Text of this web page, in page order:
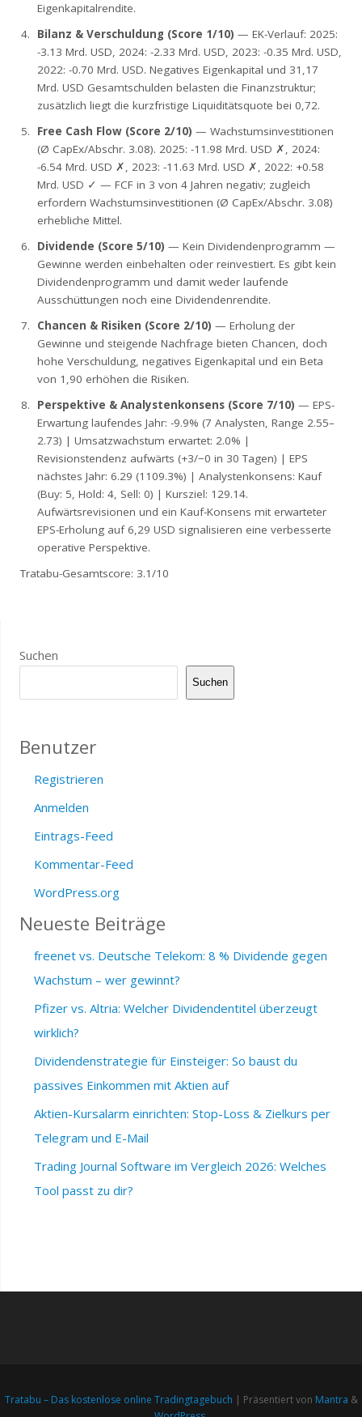
Eigenkapitalrendite.
Bilanz & Verschuldung (Score 1/10) — EK-Verlauf: 2025:
-3.13 Mrd. USD, 2024: -2.33 Mrd. USD, 2023: -0.35 Mrd. USD,
2022: -0.70 Mrd. USD. Negatives Eigenkapital und 31,17
Mrd. USD Gesamtschulden belasten die Finanzstruktur;
zusätzlich liegt die kurzfristige Liquiditätsquote bei 0,72.
Free Cash Flow (Score 2/10) — Wachstumsinvestitionen
(Ø CapEx/Abschr. 3.08). 2025: -11.98 Mrd. USD ✗, 2024:
-6.54 Mrd. USD ✗, 2023: -11.63 Mrd. USD ✗, 2022: +0.58
Mrd. USD ✓ — FCF in 3 von 4 Jahren negativ; zugleich
erfordern Wachstumsinvestitionen (Ø CapEx/Abschr. 3.08)
erhebliche Mittel.
Dividende (Score 5/10) — Kein Dividendenprogramm —
Gewinne werden einbehalten oder reinvestiert. Es gibt kein
Dividendenprogramm und damit weder laufende
Ausschüttungen noch eine Dividendenrendite.
Chancen & Risiken (Score 2/10) — Erholung der
Gewinne und steigende Nachfrage bieten Chancen, doch
hohe Verschuldung, negatives Eigenkapital und ein Beta
von 1,90 erhöhen die Risiken.
Perspektive & Analystenkonsens (Score 7/10) — EPS-
Erwartung laufendes Jahr: -9.9% (7 Analysten, Range 2.55–
2.73) | Umsatzwachstum erwartet: 2.0% |
Revisionstendenz aufwärts (+3/−0 in 30 Tagen) | EPS
nächstes Jahr: 6.29 (1109.3%) | Analystenkonsens: Kauf
(Buy: 5, Hold: 4, Sell: 0) | Kursziel: 129.14.
Aufwärtsrevisionen und ein Kauf-Konsens mit erwarteter
EPS-Erholung auf 6,29 USD signalisieren eine verbesserte
operative Perspektive.
Tratabu-Gesamtscore: 3.1/10
Suchen
Suchen
Benutzer
Registrieren
Anmelden
Eintrags-Feed
Kommentar-Feed
WordPress.org
Neueste Beiträge
freenet vs. Deutsche Telekom: 8 % Dividende gegen
Wachstum – wer gewinnt?
Pfizer vs. Altria: Welcher Dividendentitel überzeugt
wirklich?
Dividendenstrategie für Einsteiger: So baust du
passives Einkommen mit Aktien auf
Aktien-Kursalarm einrichten: Stop-Loss & Zielkurs per
Telegram und E-Mail
Trading Journal Software im Vergleich 2026: Welches
Tool passt zu dir?
Tratabu – Das kostenlose online Tradingtagebuch | Präsentiert von Mantra &